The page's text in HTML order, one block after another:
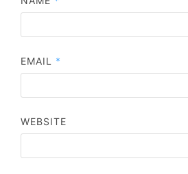
EMAIL *
WEBSITE